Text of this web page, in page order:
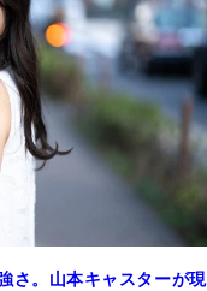
さ。山本キャスターが現